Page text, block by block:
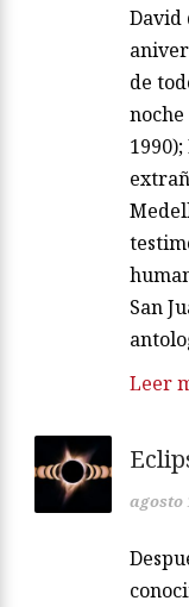
David
de
noche
San
Leer
agosto